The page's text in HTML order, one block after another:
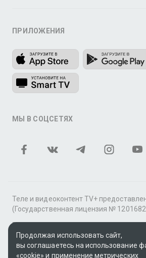
ПРИЛОЖЕНИЯ
МЫ В СОЦСЕТЯХ
Теле и видеоконтент TV+
(Государственная лицензия №
В рамках услуги «Видео по подписке»
фильмов и сериалов tv+» контент
онлайн-кинотеатром MEGOGO.
Продолжая использовать сайт,
вы соглашаетесь на использование
«cookie» и применение метрических